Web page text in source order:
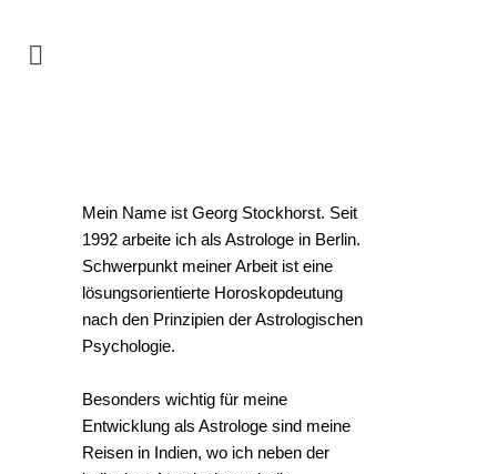
Mein Name ist Georg Stockhorst. Seit
1992 arbeite ich als Astrologe in Berlin.
Schwerpunkt meiner Arbeit ist eine
lösungsorientierte Horoskopdeutung
nach den Prinzipien der Astrologischen
Psychologie.
Besonders wichtig für meine
Entwicklung als Astrologe sind meine
Reisen in Indien, wo ich neben der